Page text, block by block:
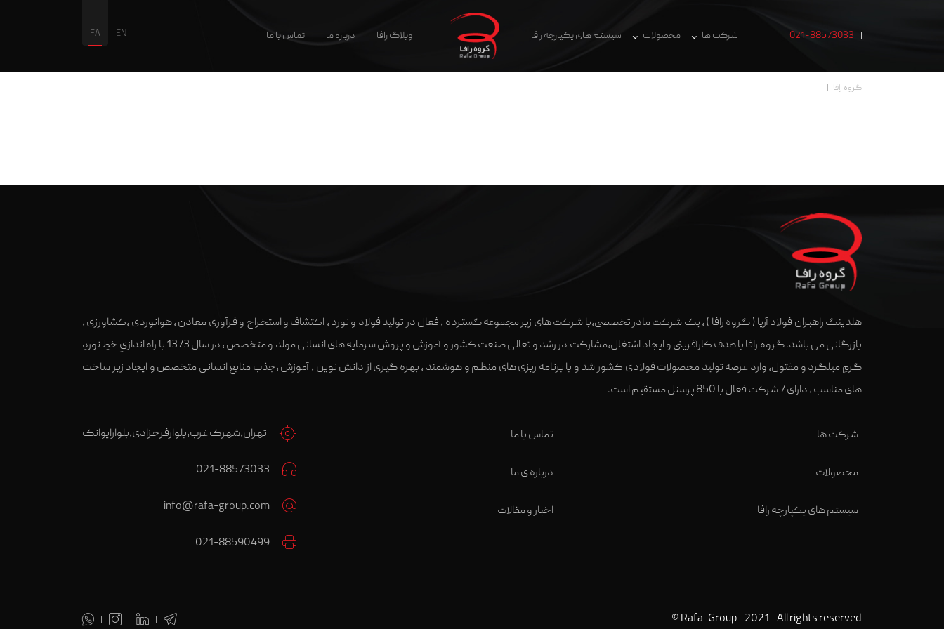
021-88573033 شرکت ها محصولات سیستم های یکپارچه رافا وبلاگ رافا درباره ما تماس با ما FA EN
گروه رافا
هلدینگ راهبران فولاد آریا ( گروه رافا ) ، یک شرکت مادر تخصصی،با شرکت های زیر مجموعه گسترده ، فعال در تولید فولاد و نورد ، اکتشاف و استخراج و فرآوری معادن ، هوانوردی ،کشاورزی ،
بازرگانی می باشد. گروه رافا با هدف کارآفرینی و ایجاد اشتغال،مشارکت در رشد و تعالی صنعت کشور و آموزش و پروش سرمایه های انسانی مولد و متخصص ، در سال 1373 با راه اندازیِ خطِ نوردِ
گرمِ میلگرد و مفتول، وارد عرصه تولید محصولات فولادی کشور شد و با برنامه ریزی های منظم و هوشمند ، بهره گیری از دانش نوین ، آموزش ،جذب منابع انسانی متخصص و ایجاد زیر ساخت
های مناسب ، دارای 7 شرکت فعال با 850 پرسنل مستقیم است.
شرکت ها
محصولات
سیستم های یکپارچه رافا
تماس با ما
درباره ی ما
اخبار و مقالات
تهران،شهرک غرب،بلوارفرحزادی،بلوارایوانک
021-88573033
info@rafa-group.com
021-88590499
Rafa-Group - 2021 - All rights reserved ©